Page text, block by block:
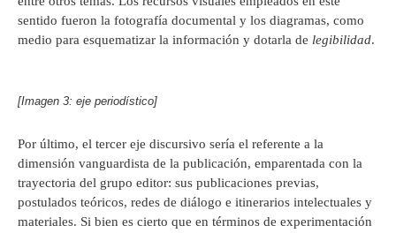
sentido fueron la fotografía documental y los diagramas, como
medio para esquematizar la información y dotarla de legibilidad.
[Imagen 3: eje periodístico]
Por último, el tercer eje discursivo sería el referente a la
dimensión vanguardista de la publicación, emparentada con la
trayectoria del grupo editor: sus publicaciones previas,
postulados teóricos, redes de diálogo e itinerarios intelectuales y
materiales. Si bien es cierto que en términos de experimentación